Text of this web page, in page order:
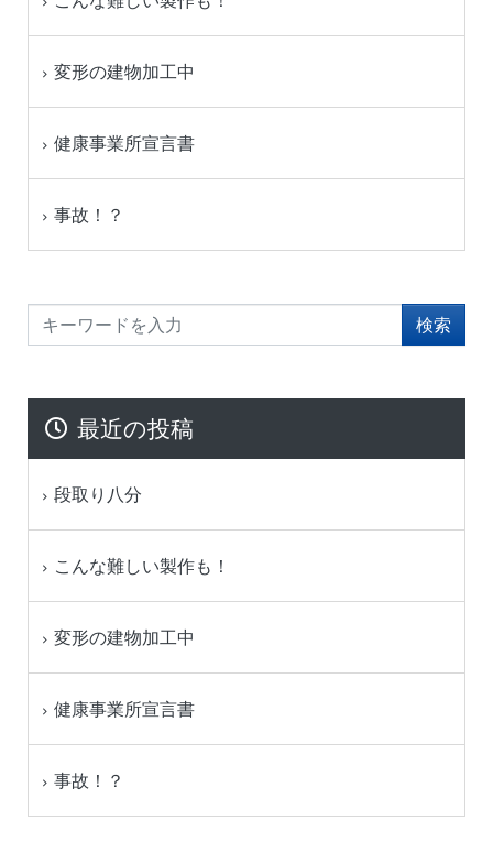
変形の建物加工中
健康事業所宣言書
事故！？
最近の投稿
段取り八分
こんな難しい製作も！
変形の建物加工中
健康事業所宣言書
事故！？